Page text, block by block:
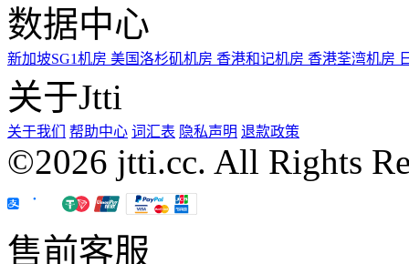
数据中心
新加坡SG1机房 美国洛杉矶机房 香港和记机房 香港荃湾机房
关于Jtti
关于我们 帮助中心 词汇表 隐私声明 退款政策
©2026 jtti.cc. All Rights
售前客服